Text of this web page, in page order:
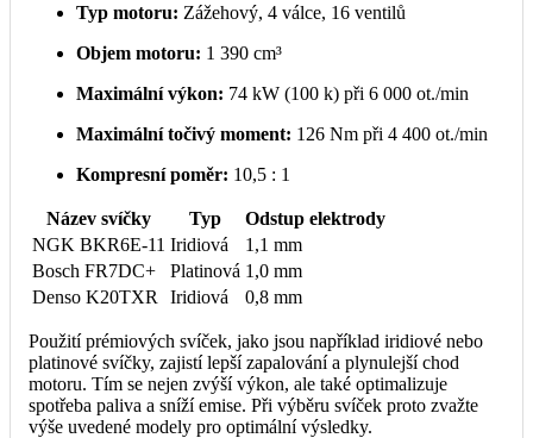
Typ motoru: Zážehový, 4 válce, 16 ventilů
Objem motoru: 1 390 cm³
Maximální výkon: 74 kW (100 k) při 6 000 ot./min
Maximální točivý moment: 126 Nm při 4 400 ot./min
Kompresní poměr: 10,5 : 1
Název svíčky Typ
Odstup elektrody
NGK BKR6E-11 Iridiová
1,1 mm
Bosch FR7DC+
Platinová 1,0 mm
Denso K20TXR
Iridiová 0,8 mm
Použití prémiových svíček, jako jsou například iridiové nebo
platinové svíčky, zajistí lepší zapalování a plynulejší chod
motoru. Tím se nejen zvýší výkon, ale také optimalizuje
spotřeba paliva a sníží emise. Při výběru svíček proto zvažte
výše uvedené modely pro optimální výsledky.